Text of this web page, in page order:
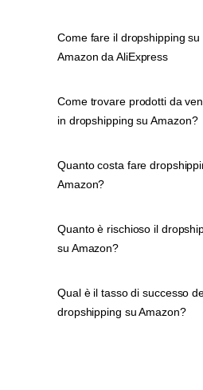
Come fare il dropshipping su
Amazon da AliExpress
Come trovare prodotti da
in dropshipping su Amazon?
Quanto costa fare
Amazon?
Quanto è rischioso il
su Amazon?
Qual è il tasso di successo
dropshipping su Amazon?